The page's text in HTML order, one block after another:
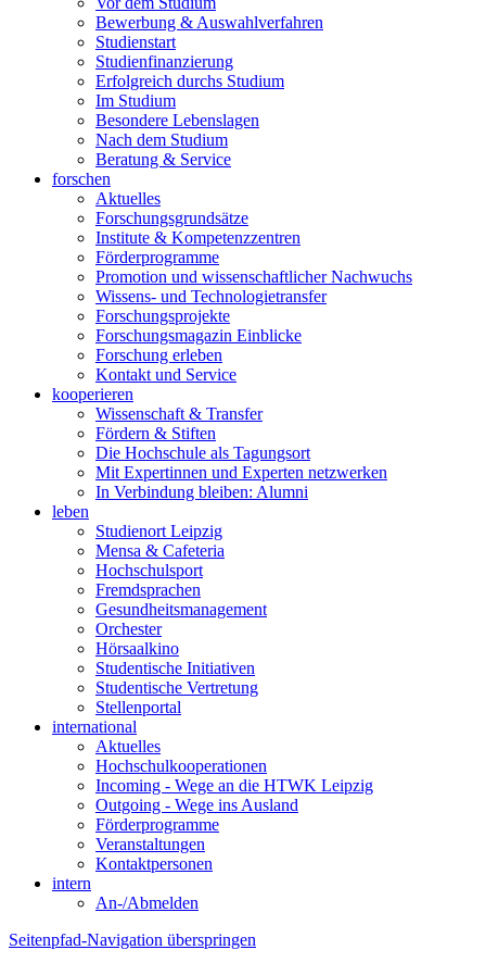
Bewerbung & Auswahlverfahren
Studienstart
Studienfinanzierung
Erfolgreich durchs Studium
Im Studium
Besondere Lebenslagen
Nach dem Studium
Beratung & Service
forschen
Aktuelles
Forschungsgrundsätze
Institute & Kompetenzzentren
Förderprogramme
Promotion und wissenschaftlicher Nachwuchs
Wissens- und Technologietransfer
Forschungsprojekte
Forschungsmagazin Einblicke
Forschung erleben
Kontakt und Service
kooperieren
Wissenschaft & Transfer
Fördern & Stiften
Die Hochschule als Tagungsort
Mit Expertinnen und Experten netzwerken
In Verbindung bleiben: Alumni
leben
Studienort Leipzig
Mensa & Cafeteria
Hochschulsport
Fremdsprachen
Gesundheitsmanagement
Orchester
Hörsaalkino
Studentische Initiativen
Studentische Vertretung
Stellenportal
international
Aktuelles
Hochschulkooperationen
Incoming - Wege an die HTWK Leipzig
Outgoing - Wege ins Ausland
Förderprogramme
Veranstaltungen
Kontaktpersonen
intern
An-/Abmelden
Seitenpfad-Navigation überspringen